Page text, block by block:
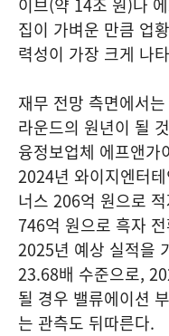
이브(약 14조 원)나
집이 가벼운 만큼 업
력성이 가장 크게 나
재무 전망 측면에서
라운드의 원년이 될
융정보업체 에프앤가
2024년 와이지엔터
너스 206억 원으로
746억 원으로 흑자
2025년 예상 실적을
23.68배 수준으로,
될 경우 밸류에이션
는 관측도 뒤따른다.